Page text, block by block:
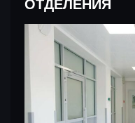
ОТДЕЛЕНИЯ